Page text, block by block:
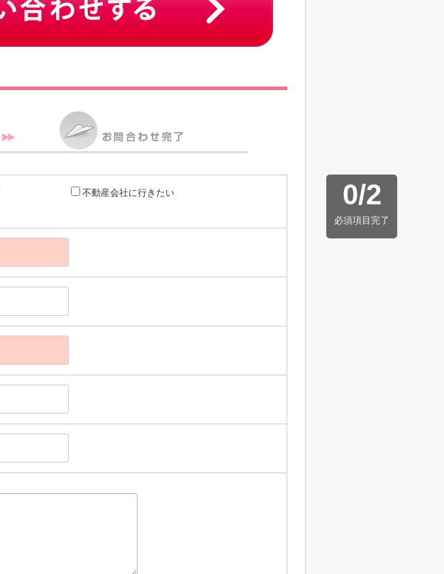
0/2
必須項目完了
不動産会社に行きたい